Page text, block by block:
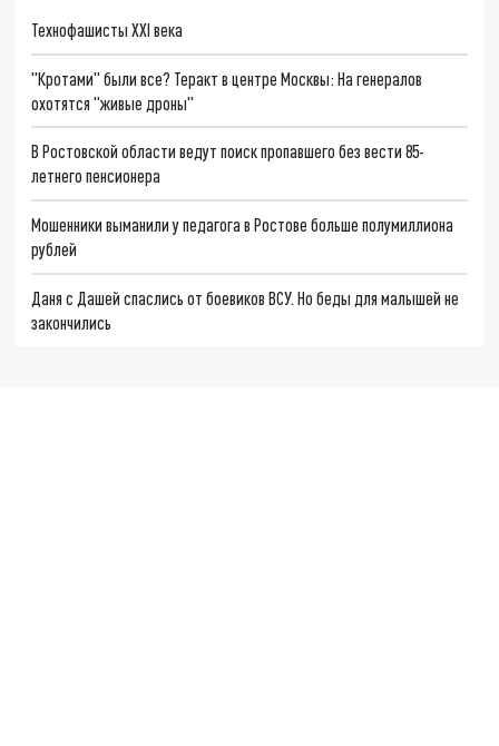
Технофашисты XXI века
"Кротами" были все? Теракт в центре Москвы: На генералов
охотятся "живые дроны"
В Ростовской области ведут поиск пропавшего без вести 85-
летнего пенсионера
Мошенники выманили у педагога в Ростове больше полумиллиона
рублей
Даня с Дашей спаслись от боевиков ВСУ. Но беды для малышей не
закончились